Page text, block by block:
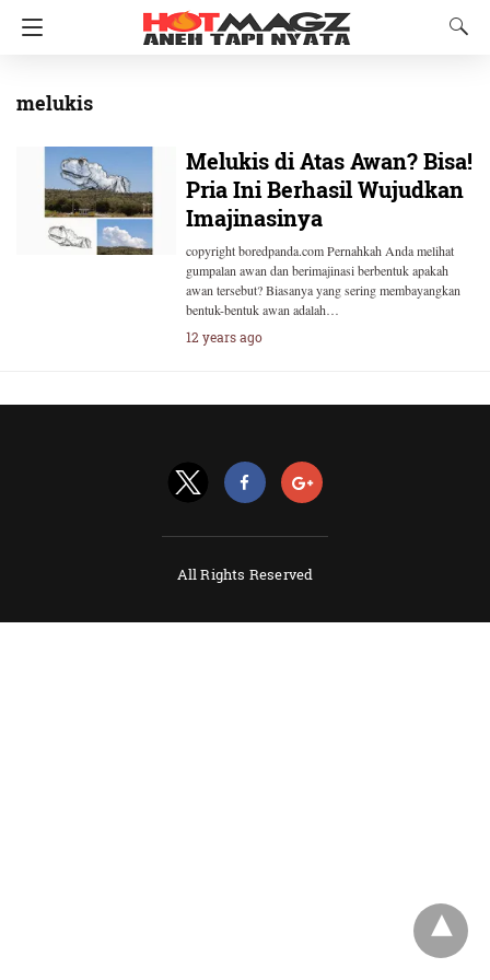
melukis
Melukis di Atas Awan? Bisa!
Pria Ini Berhasil Wujudkan
Imajinasinya
copyright boredpanda.com Pernahkah Anda melihat
gumpalan awan dan berimajinasi berbentuk apakah
awan tersebut? Biasanya yang sering membayangkan
bentuk-bentuk awan adalah…
12 years ago
All Rights Reserved